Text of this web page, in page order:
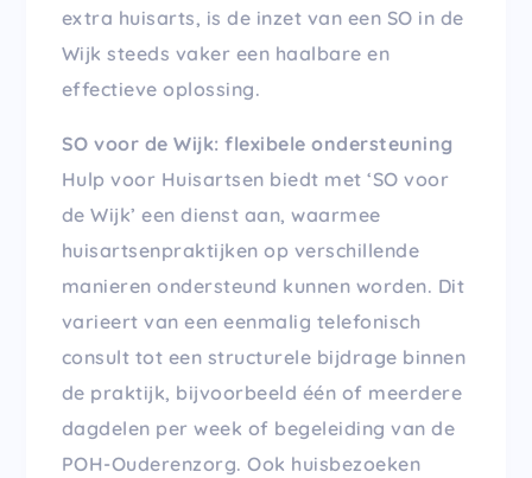
extra huisarts, is de inzet van een SO in de
Wijk steeds vaker een haalbare en
effectieve oplossing.
SO voor de Wijk: flexibele ondersteuning
Hulp voor Huisartsen biedt met ‘SO voor
de Wijk’ een dienst aan, waarmee
huisartsenpraktijken op verschillende
manieren ondersteund kunnen worden. Dit
varieert van een eenmalig telefonisch
consult tot een structurele bijdrage binnen
de praktijk, bijvoorbeeld één of meerdere
dagdelen per week of begeleiding van de
POH-Ouderenzorg. Ook huisbezoeken